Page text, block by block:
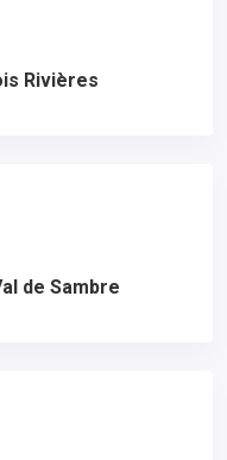
Rivières
de Sambre